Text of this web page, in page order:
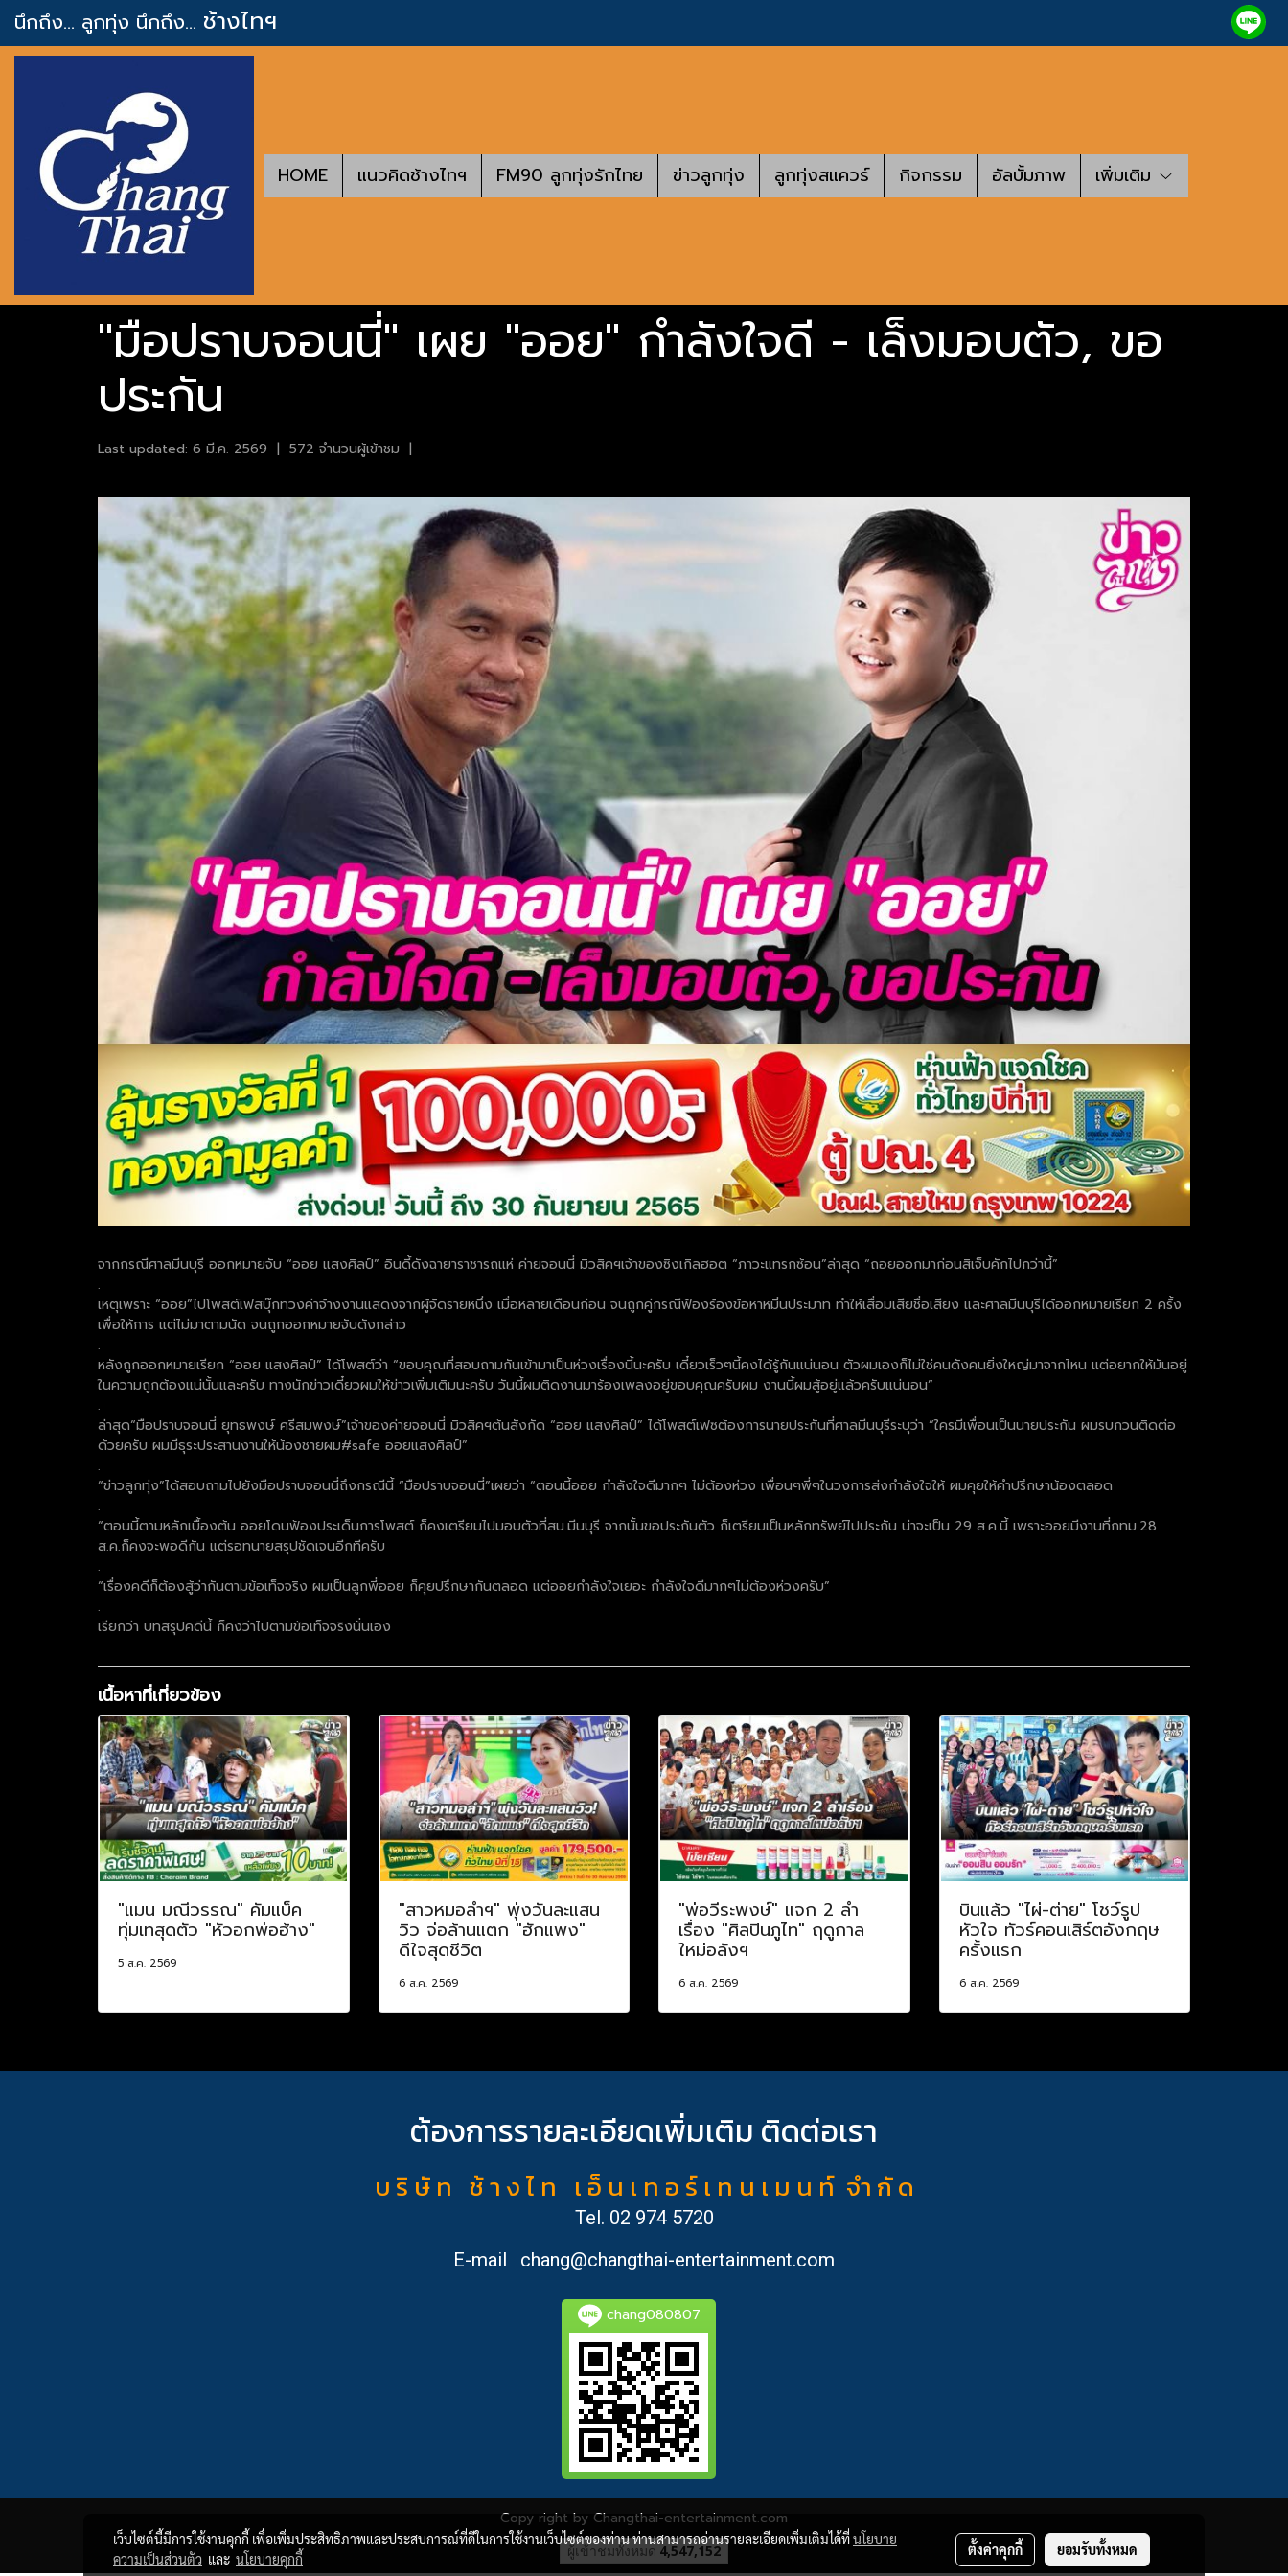
นึกถึง... ลูกทุ่ง นึกถึง... ช้างไทฯ
HOME แนวคิดช้างไทฯ FM90 ลูกทุ่งรักไทย ข่าวลูกทุ่ง ลูกทุ่งสแควร์ กิจกรรม อัลบั้มภาพ เพิ่มเติม
"มือปราบจอนนี่" เผย "ออย" กำลังใจดี - เล็งมอบตัว, ขอ
ประกัน
Last updated: 6 มี.ค. 2569 | 572 จำนวนผู้เข้าชม |
จากกรณีศาลมีนบุรี ออกหมายจับ “ออย แสงศิลป์” อินดี้ดังฉายาราชารถแห่ ค่ายจอนนี่ มิวสิคฯเจ้าของซิงเกิลฮอต “ภาวะแทรกซ้อน”ล่าสุด “ถอยออกมาก่อนสิเจ็บคักไปกว่านี้”
.
เหตุเพราะ “ออย”ไปโพสต์เฟสบุ๊กทวงค่าจ้างงานแสดงจากผู้จัดรายหนึ่ง เมื่อหลายเดือนก่อน จนถูกคู่กรณีฟ้องร้องข้อหาหมิ่นประมาท ทำให้เสื่อมเสียชื่อเสียง และศาลมีนบุรีได้ออกหมายเรียก 2 ครั้ง
เพื่อให้การ แต่ไม่มาตามนัด จนถูกออกหมายจับดังกล่าว
.
หลังถูกออกหมายเรียก “ออย แสงศิลป์” ได้โพสต์ว่า “ขอบคุณที่สอบถามกันเข้ามาเป็นห่วงเรื่องนี้นะครับ เดี๋ยวเร็วๆนี้คงได้รู้กันแน่นอน ตัวผมเองก็ไม่ใช่คนดังคนยิ่งใหญ่มาจากไหน แต่อยากให้มันอยู่
ในความถูกต้องแน่นั้นและครับ ทางนักข่าวเดี๋ยวผมให้ข่าวเพิ่มเติมนะครับ วันนี้ผมติดงานมาร้องเพลงอยู่ขอบคุณครับผม งานนี้ผมสู้อยู่แล้วครับแน่นอน”
.
ล่าสุด“มือปราบจอนนี่ ยุทธพงษ์ ศรีสมพงษ์”เจ้าของค่ายจอนนี่ มิวสิคฯต้นสังกัด “ออย แสงศิลป์” ได้โพสต์เฟซต้องการนายประกันที่ศาลมีนบุรีระบุว่า “ใครมีเพื่อนเป็นนายประกัน ผมรบกวนติดต่อ
ด้วยครับ ผมมีธุระประสานงานให้น้องชายผม#safe ออยแสงศิลป์”
.
“ข่าวลูกทุ่ง”ได้สอบถามไปยังมือปราบจอนนี่ถึงกรณีนี้ “มือปราบจอนนี่”เผยว่า “ตอนนี้ออย กำลังใจดีมากๆ ไม่ต้องห่วง เพื่อนๆพี่ๆในวงการส่งกำลังใจให้ ผมคุยให้คำปรึกษาน้องตลอด
.
“ตอนนี้ตามหลักเบื้องต้น ออยโดนฟ้องประเด็นการโพสต์ ก็คงเตรียมไปมอบตัวที่สน.มีนบุรี จากนั้นขอประกันตัว ก็เตรียมเป็นหลักทรัพย์ไปประกัน น่าจะเป็น 29 ส.ค.นี้ เพราะออยมีงานที่กทม.28
ส.ค.ก็คงจะพอดีกัน แต่รอทนายสรุปชัดเจนอีกทีครับ
.
“เรื่องคดีก็ต้องสู้ว่ากันตามข้อเท็จจริง ผมเป็นลูกพี่ออย ก็คุยปรึกษากันตลอด แต่ออยกำลังใจเยอะ กำลังใจดีมากๆไม่ต้องห่วงครับ”
.
เรียกว่า บทสรุปคดีนี้ ก็คงว่าไปตามข้อเท็จจริงนั่นเอง
เนื้อหาที่เกี่ยวข้อง
"แมน มณีวรรณ" คัมแบ็ค
ทุ่มเทสุดตัว "หัวอกพ่อฮ้าง"
5 ส.ค. 2569
"สาวหมอลำฯ" พุ่งวันละแสน
วิว จ่อล้านแตก "ฮักแพง"
ดีใจสุดชีวิต
6 ส.ค. 2569
"พ่อวีระพงษ์" แจก 2 ลำ
เรื่อง "ศิลปินภูไท" ฤดูกาล
ใหม่อลังฯ
6 ส.ค. 2569
บินแล้ว "ไผ่-ต่าย" โชว์รูป
หัวใจ ทัวร์คอนเสิร์ตอังกฤษ
ครั้งแรก
6 ส.ค. 2569
ต้องการรายละเอียดเพิ่มเติม ติดต่อเรา
บ ริ ษั ท ช้ า ง ไ ท เ อ็ น เ ท อ ร์ เ ท น เ ม น ท์ จำ กั ด
Tel. 02 974 5720
E-mail
chang@changthai-entertainment.com
chang080807
Copy right by Changthai-entertainment.com
ผู้เข้าชมวันนี้ 1,944
เว็บไซต์นี้มีการใช้งานคุกกี้ เพื่อเพิ่มประสิทธิภาพและประสบการณ์ที่ดีในการใช้งานเว็บไซต์ของท่าน ท่านสามารถอ่านรายละเอียดเพิ่มเติมได้ที่นโยบาย
ความเป็นส่วนตัว และ นโยบายคุกกี้
ตั้งค่าคุกกี้ ยอมรับทั้งหมด